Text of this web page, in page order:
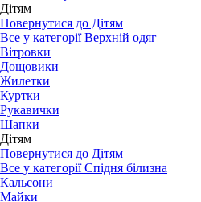
Дітям
Повернутися до Дітям
Все у категорії Верхній одяг
Вітровки
Дощовики
Жилетки
Куртки
Рукавички
Шапки
Дітям
Повернутися до Дітям
Все у категорії Спідня білизна
Кальсони
Майки